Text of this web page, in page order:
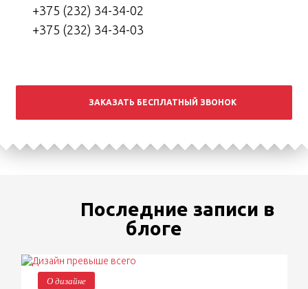
+375 (232) 34-34-02
+375 (232) 34-34-03
ЗАКАЗАТЬ БЕСПЛАТНЫЙ ЗВОНОК
Последние записи в
блоге
О дизайне